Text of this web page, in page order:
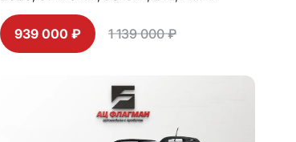
939 000 ₽ 1 139 000 ₽